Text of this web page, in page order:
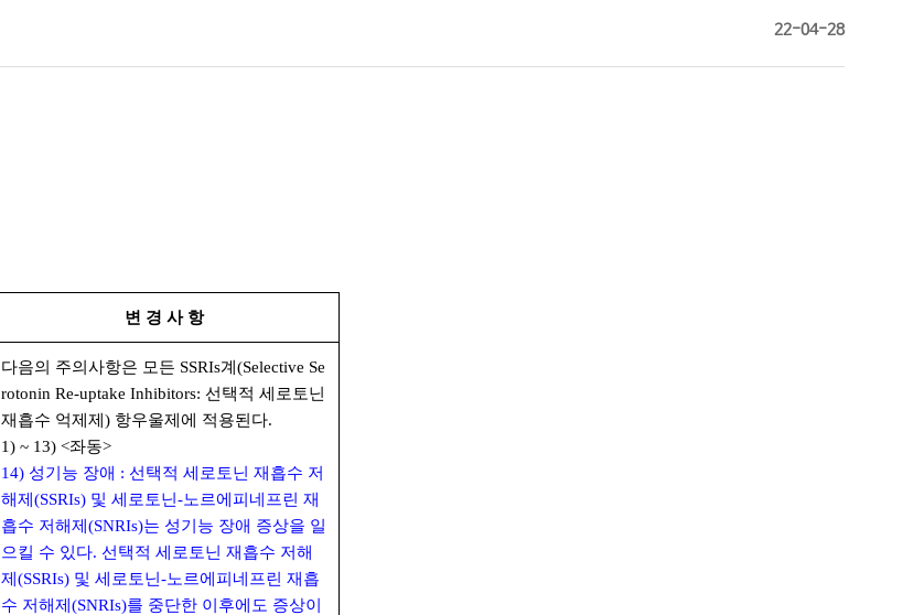
22-04-28
변 경 사 항
다음의 주의사항은 모든 SSRIs계(Selective Se
rotonin Re-uptake Inhibitors: 선택적 세로토닌
재흡수 억제제) 항우울제에 적용된다.
1) ~ 13) <좌동>
14) 성기능 장애 : 선택적 세로토닌 재흡수 저
해제(SSRIs) 및 세로토닌-노르에피네프린 재
흡수 저해제(SNRIs)는 성기능 장애 증상을 일
으킬 수 있다. 선택적 세로토닌 재흡수 저해
제(SSRIs) 및 세로토닌-노르에피네프린 재흡
수 저해제(SNRIs)를 중단한 이후에도 증상이